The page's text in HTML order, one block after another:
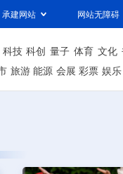
承建网站 网站无障碍
科技 科创 量子 体育 文化
旅游 能源 会展 彩票 娱乐